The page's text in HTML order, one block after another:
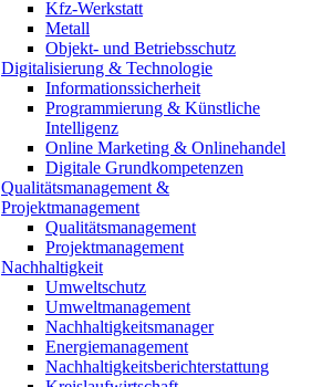
Kfz-Werkstatt
Metall
Objekt- und Betriebsschutz
Digitalisierung & Technologie
Informationssicherheit
Programmierung & Künstliche
Intelligenz
Online Marketing & Onlinehandel
Digitale Grundkompetenzen
Qualitätsmanagement &
Projektmanagement
Qualitätsmanagement
Projektmanagement
Nachhaltigkeit
Umweltschutz
Umweltmanagement
Nachhaltigkeitsmanager
Energiemanagement
Nachhaltigkeitsberichterstattung